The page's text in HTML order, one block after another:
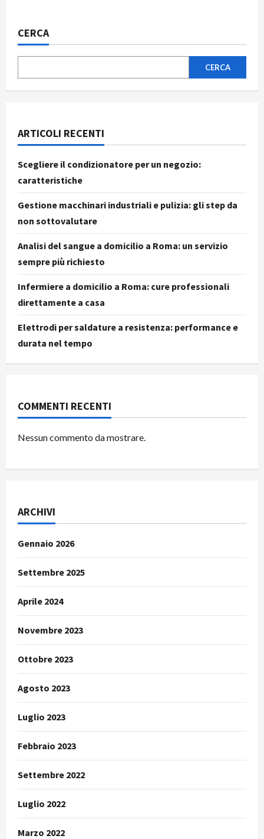
CERCA
CERCA
ARTICOLI RECENTI
Scegliere il condizionatore per un negozio:
caratteristiche
Gestione macchinari industriali e pulizia: gli step da
non sottovalutare
Analisi del sangue a domicilio a Roma: un servizio
sempre più richiesto
Infermiere a domicilio a Roma: cure professionali
direttamente a casa
Elettrodi per saldature a resistenza: performance e
durata nel tempo
COMMENTI RECENTI
Nessun commento da mostrare.
ARCHIVI
Gennaio 2026
Settembre 2025
Aprile 2024
Novembre 2023
Ottobre 2023
Agosto 2023
Luglio 2023
Febbraio 2023
Settembre 2022
Luglio 2022
Marzo 2022